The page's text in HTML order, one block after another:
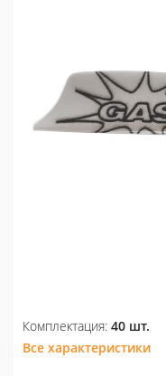
Комплектация: 40 шт.
Все характеристики